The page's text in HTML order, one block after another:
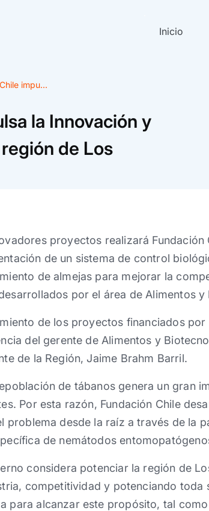
Inicio
impu...
la Innovación y
de Los
proyectos realizará
de un sistema de control
de almejas para mejorar la
por el área de Alimentos
de los proyectos financiados
del gerente de Alimentos y
de la Región, Jaime Brahm Barril.
de tábanos genera un gran
Por esta razón, Fundación Chile
problema desde la raíz a través de la
de nemátodos
considera potenciar la región de
competitividad y potenciando toda
para alcanzar este propósito, tal